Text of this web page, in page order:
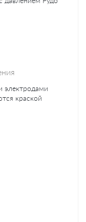
электродами
краской